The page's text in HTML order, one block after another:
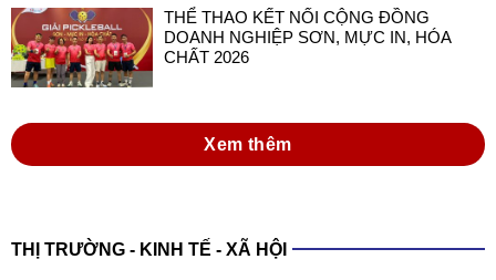
THỂ THAO KẾT NỐI CỘNG ĐỒNG
DOANH NGHIỆP SƠN, MỰC IN, HÓA
CHẤT 2026
Xem thêm
THỊ TRƯỜNG - KINH TẾ - XÃ HỘI